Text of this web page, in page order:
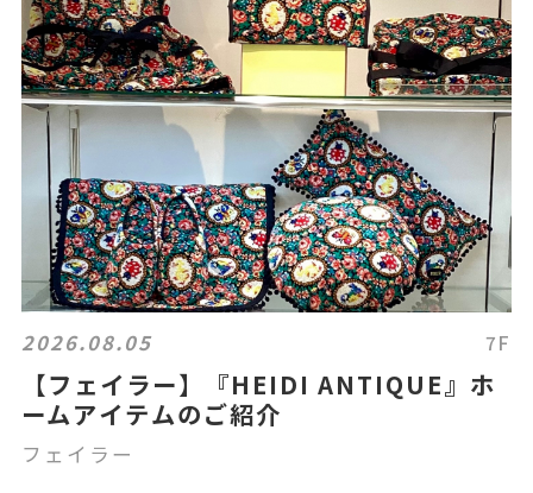
2026.08.05 7F
【フェイラー】『HEIDI ANTIQUE』ホ
ームアイテムのご紹介
フェイラー